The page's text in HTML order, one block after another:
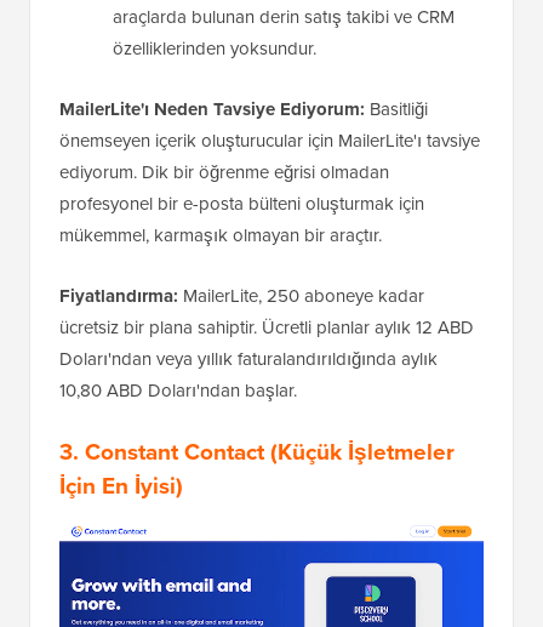
araçlarda bulunan derin satış takibi ve CRM
özelliklerinden yoksundur.
MailerLite'ı Neden Tavsiye Ediyorum: Basitliği
önemseyen içerik oluşturucular için MailerLite'ı tavsiye
ediyorum. Dik bir öğrenme eğrisi olmadan
profesyonel bir e-posta bülteni oluşturmak için
mükemmel, karmaşık olmayan bir araçtır.
Fiyatlandırma: MailerLite, 250 aboneye kadar
ücretsiz bir plana sahiptir. Ücretli planlar aylık 12 ABD
Doları'ndan veya yıllık faturalandırıldığında aylık
10,80 ABD Doları'ndan başlar.
3. Constant Contact(Küçük İşletmeler
İçin En İyisi)